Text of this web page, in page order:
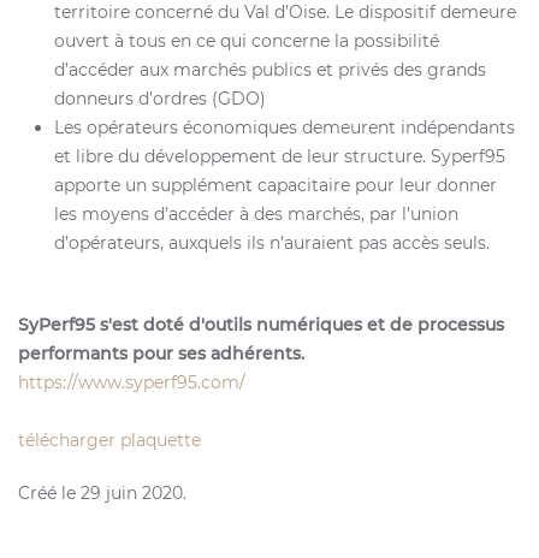
territoire concerné du Val d’Oise. Le dispositif demeure
ouvert à tous en ce qui concerne la possibilité
d’accéder aux marchés publics et privés des grands
donneurs d’ordres (GDO)
Les opérateurs économiques demeurent indépendants
et libre du développement de leur structure. Syperf95
apporte un supplément capacitaire pour leur donner
les moyens d’accéder à des marchés, par l’union
d’opérateurs, auxquels ils n’auraient pas accès seuls.
SyPerf95 s'est doté d'outils numériques et de processus
performants pour ses adhérents.
https://www.syperf95.com/
télécharger plaquette
Créé le 29 juin 2020.